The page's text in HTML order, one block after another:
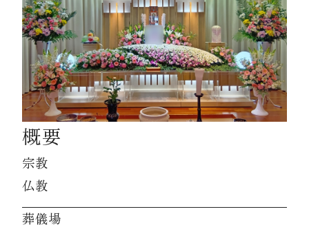
事例
施設案内
お知らせ
資料請求
お見積もり
概要
宗教
仏教
葬儀場